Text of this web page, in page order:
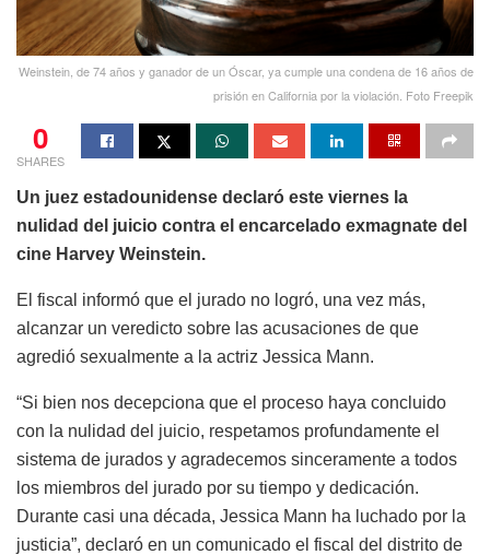
Weinstein, de 74 años y ganador de un Óscar, ya cumple una condena de 16 años de
prisión en California por la violación. Foto Freepik
0
SHARES
Un juez estadounidense declaró este viernes la
nulidad del juicio contra el encarcelado exmagnate del
cine Harvey Weinstein.
El fiscal informó que el jurado no logró, una vez más,
alcanzar un veredicto sobre las acusaciones de que
agredió sexualmente a la actriz Jessica Mann.
“Si bien nos decepciona que el proceso haya concluido
con la nulidad del juicio, respetamos profundamente el
sistema de jurados y agradecemos sinceramente a todos
los miembros del jurado por su tiempo y dedicación.
Durante casi una década, Jessica Mann ha luchado por la
justicia”, declaró en un comunicado el fiscal del distrito de